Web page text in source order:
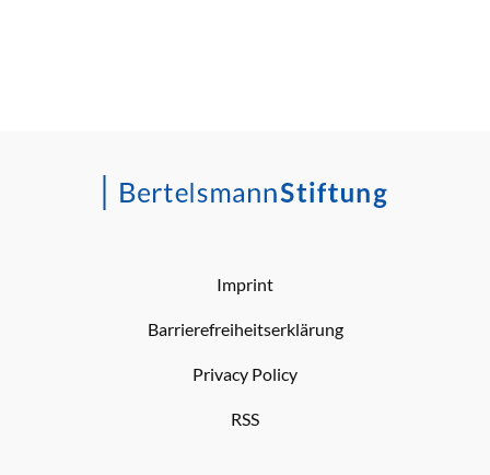
Imprint
Barrierefreiheitserklärung
Privacy Policy
RSS